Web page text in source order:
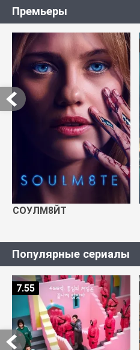
Премьеры
СОУЛМ8ЙТ
Популярные сериалы
7.55